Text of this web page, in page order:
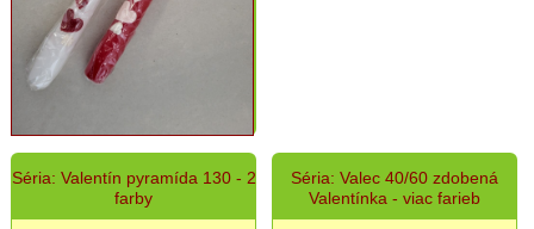
Séria: Valentín pyramída 130 - 2
farby
Séria: Valec 40/60 zdobená
Valentínka - viac farieb